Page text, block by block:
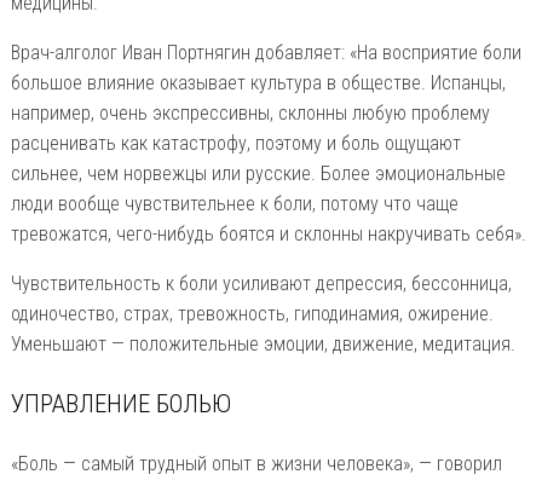
Врач-алголог Иван Портнягин добавляет: «На восприятие боли
большое влияние оказывает культура в обществе. Испанцы,
например, очень экспрессивны, склонны любую проблему
расценивать как катастрофу, поэтому и боль ощущают
сильнее, чем норвежцы или русские. Более эмоциональные
люди вообще чувствительнее к боли, потому что чаще
тревожатся, чего-нибудь боятся и склонны накручивать себя».
Чувствительность к боли усиливают депрессия, бессонница,
одиночество, страх, тревожность, гиподинамия, ожирение.
Уменьшают — положительные эмоции, движение, медитация.
УПРАВЛЕНИЕ БОЛЬЮ
«Боль — самый трудный опыт в жизни человека», — говорил